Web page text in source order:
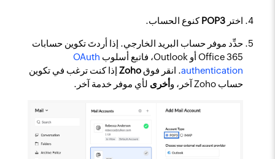
اخترPOP3كنوع الحساب.
حدِّد موفر حساب البريد الخارجي. إذا أردتَ تكوين حسابات
Office 365 أو Outlook، فاتبع أسلوب
OAuth
authentication. انقر فوقZoho إذا كنت ترغب في تكوين
حساب Zoho آخر، و
أخرى لأي موفر خدمة آخر.